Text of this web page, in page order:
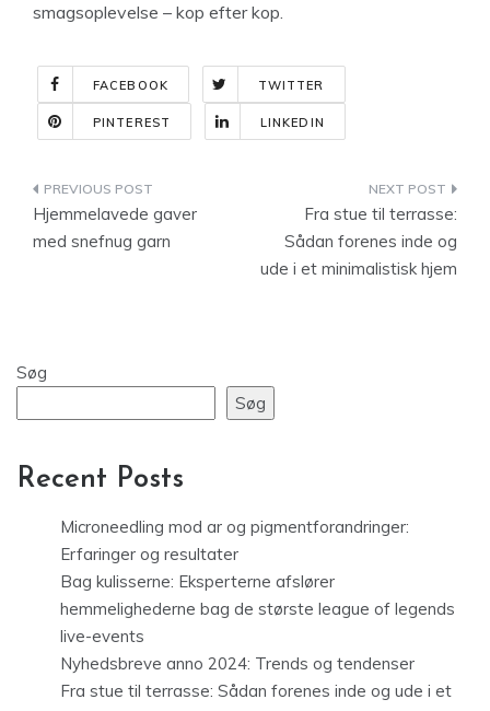
smagsoplevelse – kop efter kop.
FACEBOOK TWITTER
PINTEREST LINKEDIN
Indlægsnavigation
Hjemmelavede gaver
med snefnug garn
Fra stue til terrasse:
Sådan forenes inde og
ude i et minimalistisk hjem
Søg
Søg
Recent Posts
Microneedling mod ar og pigmentforandringer:
Erfaringer og resultater
Bag kulisserne: Eksperterne afslører
hemmelighederne bag de største league of legends
live-events
Nyhedsbreve anno 2024: Trends og tendenser
Fra stue til terrasse: Sådan forenes inde og ude i et